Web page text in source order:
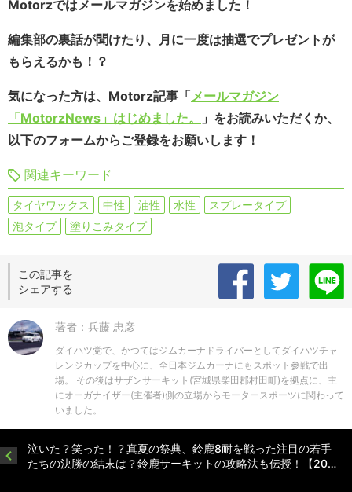
Motorzではメールマガジンを始めました！
編集部の裏話が聞けたり、月に一度は抽選でプレゼントが
もらえるかも！？
気になった方は、Motorz記事「メールマガジン
「MotorzNews」はじめました。
」をお読みいただくか、
以下のフォームからご登録をお願いします！
関連キーワード
タイヤワックス 中性 油性 水性
スプレータイプ
泡タイプ
塗りこみタイプ
この記事を
シェアする
著者：兵藤 忠彦
ダイハツ党で、かつてはジムカーナドライバーとしてダイハツチャ
レンジカップを中心に、全日本ジムカーナにもスポット参戦で出
場。 その後はサザンサーキット(宮城県柴田郡村田町)を拠点に、主
にオーガナイザー(主催者)側の立場からモータースポーツに関わって
いました。
泣いた？笑った！？真夏の祭典、鈴鹿8耐を戦った注目の若手
たちの決勝の結末は？鈴鹿サーキットの攻略法も伝授！【20…